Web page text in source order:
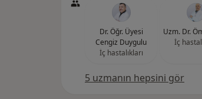
Dr. Öğr. Üyesi
Cengiz Duygulu
İç hastalıkları
Uzm. Dr.
İç
5 uzmanın hepsini gör